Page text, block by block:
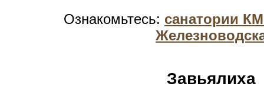
Ознакомьтесь: санатории
Завьялиха